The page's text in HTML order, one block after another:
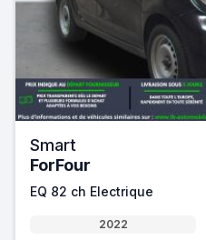
Smart
ForFour
EQ 82 ch Electrique
2022